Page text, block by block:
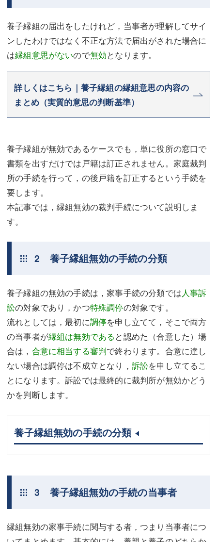
アクセス
東京事務所 (新宿・四谷)
埼玉事務所 (さいたま市)
川口事務所（埼玉県川口市）
埼玉事務所 (さいたま市)
川口事務所（埼玉県川口市）
お問い合せフォーム
養子縁組の届出をしたけれど，当事者が理解してサイ
ンしたわけではなく不正な方法で届出がされた場合に
は縁組意思がないので無効となります。
詳しくはこちら｜養子縁組の縁組意思の内容の
まとめ（実質的意思の判断基準）
養子縁組が無効であるケースでも，単に役所の窓口で
書類を出すだけでは戸籍は訂正されません。家庭裁判
所の手続を行って，の後戸籍を訂正するという手続を
要します。
本記事では，縁組無効の裁判手続について説明しま
す。
2 養子縁組無効の手続の分類
養子縁組の無効の手続は，家事手続の分類では人事訴
訟の対象であり，かつ特殊調停の対象です。
流れとしては，最初に調停を申し立てて，そこで両方
の当事者が縁組は無効である と認めた（合意した）場
合は， 合意に相当する審判で終わります。合意に達し
ない場合は調停は不成立となり， 訴訟を申し立てるこ
とになります。訴訟では最終的に裁判所が無効かどう
かを判断します。
養子縁組無効の手続の分類
3 養子縁組無効の手続の当事者
縁組無効の家事手続に関与する者，つまり当事者につ